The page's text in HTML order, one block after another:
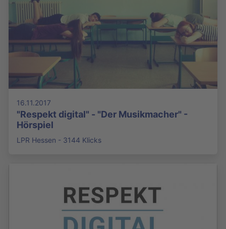
16.11.2017
"Respekt digital" - "Der Musikmacher" -
Hörspiel
LPR Hessen - 3144 Klicks